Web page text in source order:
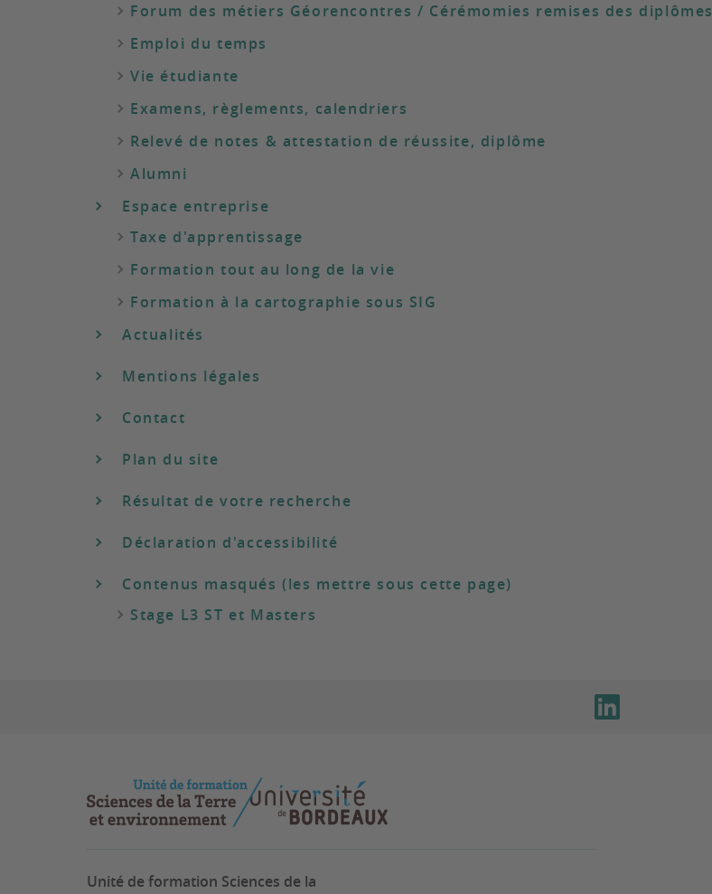
Forum des métiers Géorencontres / Cérémomies remises des diplômes
Emploi du temps
Vie étudiante
Examens, règlements, calendriers
Relevé de notes & attestation de réussite, diplôme
Alumni
Espace entreprise
Taxe d'apprentissage
Formation tout au long de la vie
Formation à la cartographie sous SIG
Actualités
Mentions légales
Contact
Plan du site
Résultat de votre recherche
Déclaration d'accessibilité
Contenus masqués (les mettre sous cette page)
Stage L3 ST et Masters
Unité de formation Sciences de la